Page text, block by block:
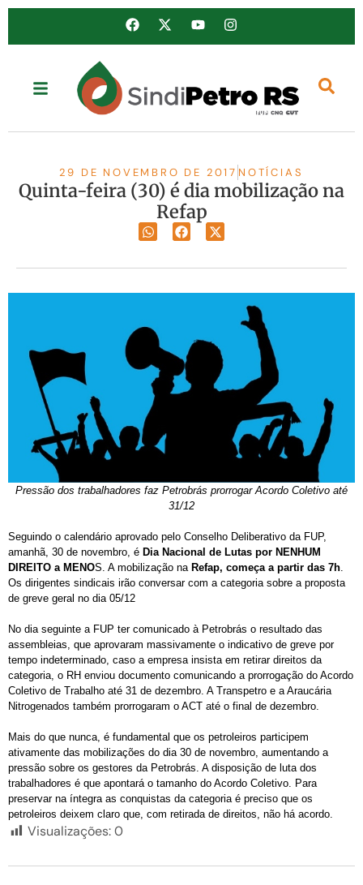
29 DE NOVEMBRO DE 2017 NOTÍCIAS
Quinta-feira (30) é dia mobilização na
Refap
Pressão dos trabalhadores faz Petrobrás prorrogar Acordo Coletivo até
31/12
Seguindo o calendário aprovado pelo Conselho Deliberativo da FUP,
amanhã, 30 de novembro, é Dia Nacional de Lutas por NENHUM
DIREITO a MENOS. A mobilização na Refap, começa a partir das 7h
Os dirigentes sindicais irão conversar com a categoria sobre a proposta
de greve geral no dia 05/12
No dia seguinte a FUP ter comunicado à Petrobrás o resultado das
assembleias, que aprovaram massivamente o indicativo de greve por
tempo indeterminado, caso a empresa insista em retirar direitos da
categoria, o RH enviou documento comunicando a prorrogação do Acordo
Coletivo de Trabalho até 31 de dezembro. A Transpetro e a Araucária
Nitrogenados também prorrogaram o ACT até o final de dezembro.
Mais do que nunca, é fundamental que os petroleiros participem
ativamente das mobilizações do dia 30 de novembro, aumentando a
pressão sobre os gestores da Petrobrás. A disposição de luta dos
trabalhadores é que apontará o tamanho do Acordo Coletivo. Para
preservar na íntegra as conquistas da categoria é preciso que os
petroleiros deixem claro que, com retirada de direitos, não há acordo.
Visualizações:0